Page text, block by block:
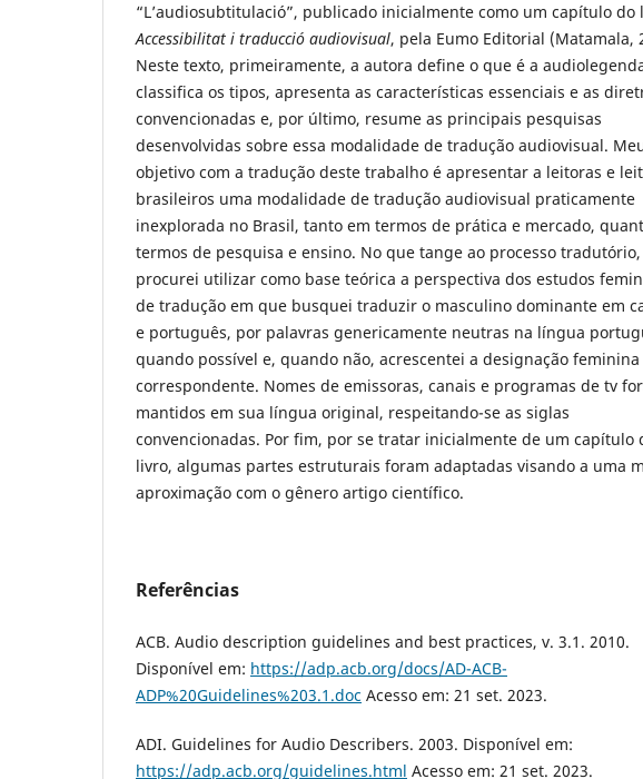
“L’audiosubtitulació”, publicado inicialmente como um capítulo do
Accessibilitat i traducció audiovisual, pela Eumo Editorial (Matamala,
Neste texto, primeiramente, a autora define o que é a
classifica os tipos, apresenta as características essenciais e as
convencionadas e, por último, resume as principais pesquisas
desenvolvidas sobre essa modalidade de tradução audiovisual.
objetivo com a tradução deste trabalho é apresentar a leitoras e
brasileiros uma modalidade de tradução audiovisual praticamente
inexplorada no Brasil, tanto em termos de prática e mercado,
termos de pesquisa e ensino. No que tange ao processo tradutório,
procurei utilizar como base teórica a perspectiva dos estudos
de tradução em que busquei traduzir o masculino dominante em
e português, por palavras genericamente neutras na língua
quando possível e, quando não, acrescentei a designação feminina
correspondente. Nomes de emissoras, canais e programas de tv
mantidos em sua língua original, respeitando-se as siglas
convencionadas. Por fim, por se tratar inicialmente de um capítulo
livro, algumas partes estruturais foram adaptadas visando a uma
aproximação com o gênero artigo científico.
Referências
ACB. Audio description guidelines and best practices, v. 3.1. 2010.
Disponível em: https://adp.acb.org/docs/AD-ACB-
ADP%20Guidelines%203.1.doc Acesso em: 21 set. 2023.
ADI. Guidelines for Audio Describers. 2003. Disponível em:
https://adp.acb.org/guidelines.html Acesso em: 21 set. 2023.